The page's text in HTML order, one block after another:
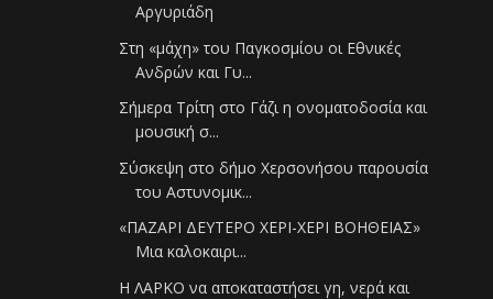
Αργυριάδη
Στη «μάχη» του Παγκοσμίου οι Εθνικές
Ανδρών και Γυ...
Σήμερα Τρίτη στο Γάζι η ονοματοδοσία και
μουσική σ...
Σύσκεψη στο δήμο Χερσονήσου παρουσία
του Αστυνομικ...
«ΠΑΖΑΡΙ ΔΕΥΤΕΡΟ ΧΕΡΙ-ΧΕΡΙ ΒΟΗΘΕΙΑΣ»
Μια καλοκαιρι...
Η ΛΑΡΚΟ να αποκαταστήσει γη, νερά και